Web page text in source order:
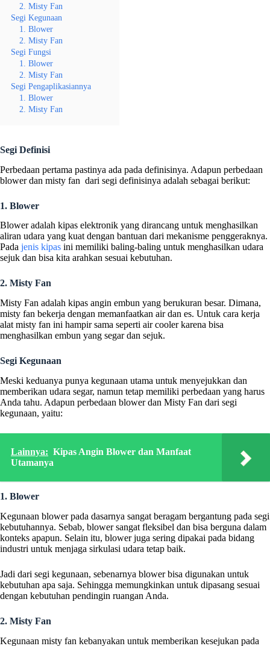
2. Misty Fan
Segi Kegunaan
1. Blower
2. Misty Fan
Segi Fungsi
1. Blower
2. Misty Fan
Segi Pengaplikasiannya
1. Blower
2. Misty Fan
Segi Definisi
Perbedaan pertama pastinya ada pada definisinya. Adapun perbedaan
blower dan misty fan dari segi definisinya adalah sebagai berikut:
1. Blower
Blower adalah kipas elektronik yang dirancang untuk menghasilkan
aliran udara yang kuat dengan bantuan dari mekanisme penggeraknya.
Pada jenis kipas ini memiliki baling-baling untuk menghasilkan udara
sejuk dan bisa kita arahkan sesuai kebutuhan.
2. Misty Fan
Misty Fan adalah kipas angin embun yang berukuran besar. Dimana,
misty fan bekerja dengan memanfaatkan air dan es. Untuk cara kerja
alat misty fan ini hampir sama seperti air cooler karena bisa
menghasilkan embun yang segar dan sejuk.
Segi Kegunaan
Meski keduanya punya kegunaan utama untuk menyejukkan dan
memberikan udara segar, namun tetap memiliki perbedaan yang harus
Anda tahu. Adapun perbedaan blower dan Misty Fan dari segi
kegunaan, yaitu:
Lainnya: Kipas Angin Blower dan Manfaat
Utamanya
1. Blower
Kegunaan blower pada dasarnya sangat beragam bergantung pada segi
kebutuhannya. Sebab, blower sangat fleksibel dan bisa berguna dalam
konteks apapun. Selain itu, blower juga sering dipakai pada bidang
industri untuk menjaga sirkulasi udara tetap baik.
Jadi dari segi kegunaan, sebenarnya blower bisa digunakan untuk
kebutuhan apa saja. Sehingga memungkinkan untuk dipasang sesuai
dengan kebutuhan pendingin ruangan Anda.
2. Misty Fan
Kegunaan misty fan kebanyakan untuk memberikan kesejukan pada